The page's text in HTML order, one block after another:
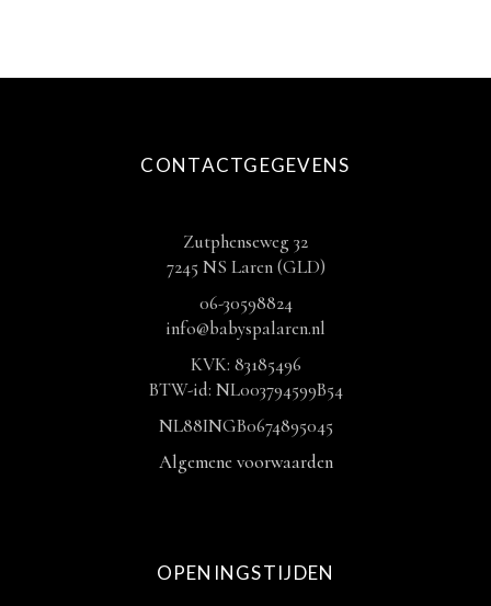
CONTACTGEGEVENS
Zutphenseweg 32
7245 NS Laren (GLD)
06-30598824
info@babyspalaren.nl
KVK: 83185496
BTW-id: NL003794599B54
NL88INGB0674895045
Algemene voorwaarden
OPENINGSTIJDEN